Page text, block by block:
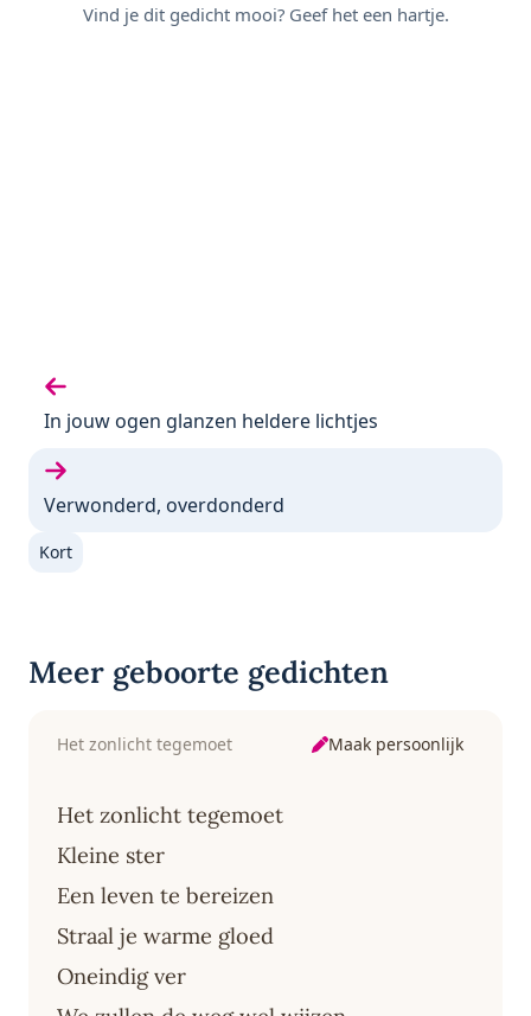
Vind je dit gedicht mooi? Geef het een hartje.
Vorige gedicht:
In jouw ogen glanzen heldere lichtjes
Volgende gedicht:
Verwonderd, overdonderd
Kort
Meer geboorte gedichten
Het zonlicht tegemoet Maak persoonlijk
Het zonlicht tegemoet
Kleine ster
Een leven te bereizen
Straal je warme gloed
Oneindig ver